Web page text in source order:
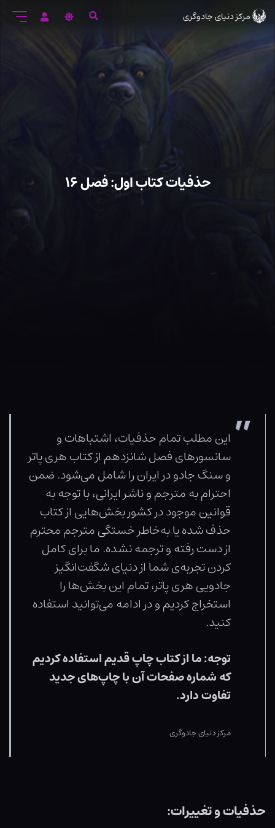
ورود
متن
مرکز دنیای جادوگری
حذفیات کتاب اول: فصل ۱۶
این مطلب تمام حذفیات، اشتباهات و
سانسورهای فصل شانزدهم از کتاب هری پاتر
و سنگ جادو در ایران را شامل می‌شود. ضمن
احترام به مترجم و ناشر ایرانی، با توجه به
قوانین موجود در کشور بخش‌هایی از کتاب
حذف شده یا به‌خاطر خستگی مترجم محترم
از دست رفته و ترجمه نشده. ما برای کامل
کردن تجربه‌ی شما از دنیای شگفت‌انگیز
جادویی هری پاتر، تمام این بخش‌ها را
استخراج کردیم و در ادامه می‌توانید استفاده
کنید.
توجه: ما از کتاب چاپ قدیم استفاده کردیم
که شماره صفحات آن با چاپ‌های جدید
تفاوت دارد.
مرکز دنیای جادوگری
حذفیات و تغییرات: